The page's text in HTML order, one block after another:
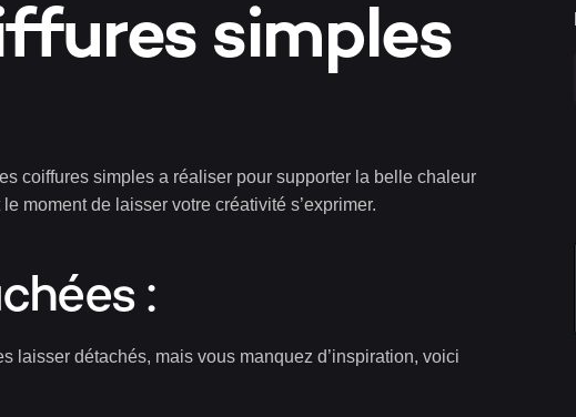
simples
coiffures simples a réaliser pour supporter la belle chaleur
moment de laisser votre créativité s’exprimer.
:
laisser détachés, mais vous manquez d’inspiration, voici